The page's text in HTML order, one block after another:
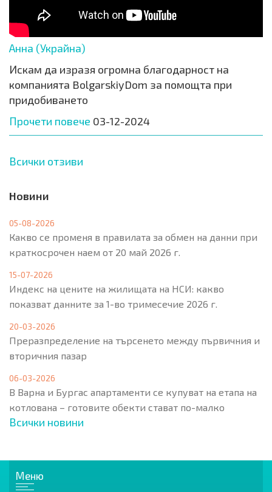
Анна (Украйна)
Искам да изразя огромна благодарност на
компанията BolgarskiyDom за помощта при
придобиването
Прочети повече 03-12-2024
Всички отзиви
Новини
05-08-2026
Какво се променя в правилата за обмен на данни при
краткосрочен наем от 20 май 2026 г.
15-07-2026
Индекс на цените на жилищата на НСИ: какво
показват данните за 1-во тримесечие 2026 г.
20-03-2026
Преразпределение на търсенето между първичния и
вторичния пазар
06-03-2026
В Варна и Бургас апартаменти се купуват на етапа на
котлована – готовите обекти стават по-малко
Всички новини
Меню